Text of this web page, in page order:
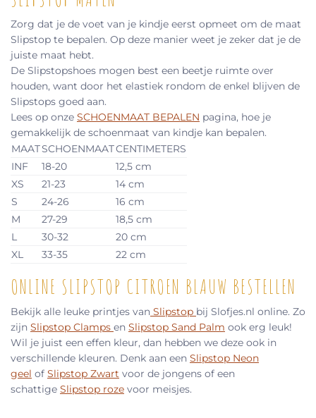
Zorg dat je de voet van je kindje eerst opmeet om de maat
Slipstop te bepalen. Op deze manier weet je zeker dat je de
juiste maat hebt.
De Slipstopshoes mogen best een beetje ruimte over
houden, want door het elastiek rondom de enkel blijven de
Slipstops goed aan.
Lees op onze SCHOENMAAT BEPALEN pagina, hoe je
gemakkelijk de schoenmaat van kindje kan bepalen.
MAATSCHOENMAATCENTIMETERS
INF
18-20
12,5 cm
XS
21-23
14 cm
S
24-26
16 cm
M
27-29
18,5 cm
L
30-32
20 cm
XL
33-35 22 cm
ONLINE SLIPSTOP CITROEN BLAUW BESTELLEN
Bekijk alle leuke printjes van Slipstop bij Slofjes.nl online. Zo
zijn Slipstop Clamps en Slipstop Sand Palm ook erg leuk!
Wil je juist een effen kleur, dan hebben we deze ook in
verschillende kleuren. Denk aan een Slipstop Neon
geel of Slipstop Zwart voor de jongens of een
schattige Slipstop roze voor meisjes.